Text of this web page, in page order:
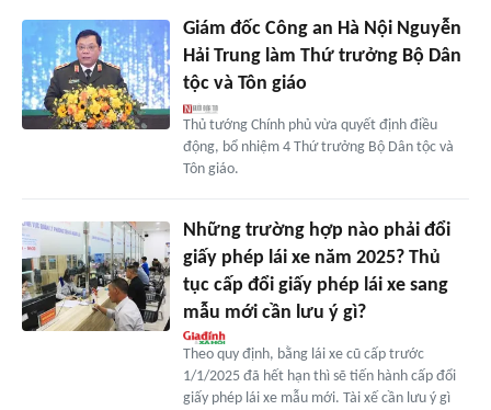
Giám đốc Công an Hà Nội Nguyễn
Hải Trung làm Thứ trưởng Bộ Dân
tộc và Tôn giáo
Thủ tướng Chính phủ vừa quyết định điều
động, bổ nhiệm 4 Thứ trưởng Bộ Dân tộc và
Tôn giáo.
Những trường hợp nào phải đổi
giấy phép lái xe năm 2025? Thủ
tục cấp đổi giấy phép lái xe sang
mẫu mới cần lưu ý gì?
Theo quy định, bằng lái xe cũ cấp trước
1/1/2025 đã hết hạn thì sẽ tiến hành cấp đổi
giấy phép lái xe mẫu mới. Tài xế cần lưu ý gì